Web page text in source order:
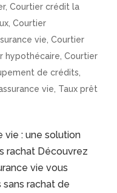
,Courtier crédit la
,Courtier
vie,Courtier
hypothécaire,Courtier
de crédits,
vie, Taux prêt
vie : une solution
rachat Découvrez
vie vous
sans rachat de